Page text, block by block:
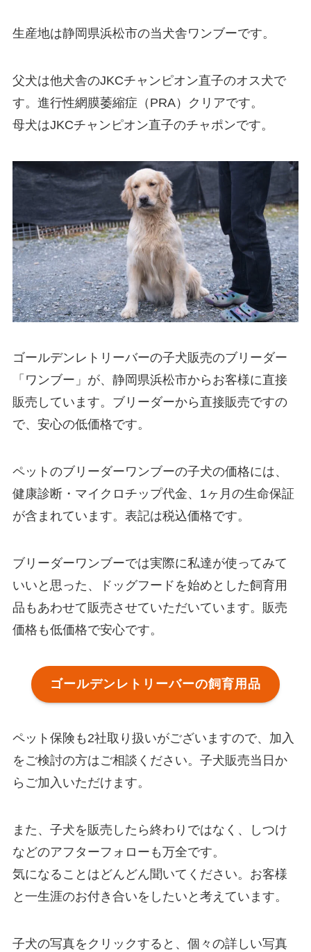
生産地は静岡県浜松市の当犬舎ワンブーです。
父犬は他犬舎のJKCチャンピオン直子のオス犬で
す。進行性網膜萎縮症（PRA）クリアです。
母犬はJKCチャンピオン直子のチャポンです。
ゴールデンレトリーバーの子犬販売のブリーダー
「ワンブー」が、静岡県浜松市からお客様に直接
販売しています。ブリーダーから直接販売ですの
で、安心の低価格です。
ペットのブリーダーワンブーの子犬の価格には、
健康診断・マイクロチップ代金、1ヶ月の生命保証
が含まれています。表記は税込価格です。
ブリーダーワンブーでは実際に私達が使ってみて
いいと思った、ドッグフードを始めとした飼育用
品もあわせて販売させていただいています。販売
価格も低価格で安心です。
ゴールデンレトリーバーの飼育用品
ペット保険も2社取り扱いがございますので、加入
をご検討の方はご相談ください。子犬販売当日か
らご加入いただけます。
また、子犬を販売したら終わりではなく、しつけ
などのアフターフォローも万全です。
気になることはどんどん聞いてください。お客様
と一生涯のお付き合いをしたいと考えています。
子犬の写真をクリックすると、個々の詳しい写真